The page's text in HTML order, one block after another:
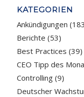
KATEGORIEN
Ankündigungen
Berichte (53)
Best Practices (39)
CEO Tipp des
Controlling(9)
Deutscher